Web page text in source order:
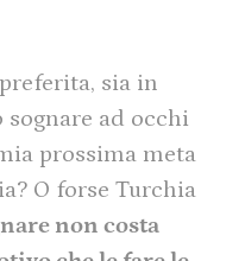
sia in
sognare ad occhi
prossima meta
O forse Turchia
non costa